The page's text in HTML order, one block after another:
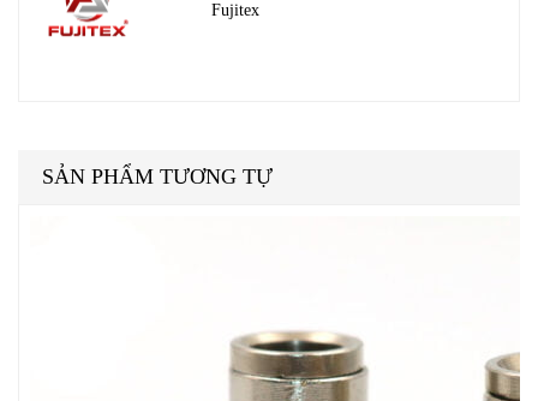
Fujitex
SẢN PHẨM TƯƠNG TỰ